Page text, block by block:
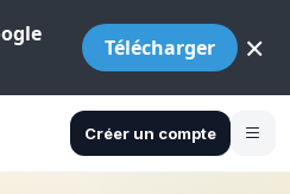
Télécharger ×
Créer un compte